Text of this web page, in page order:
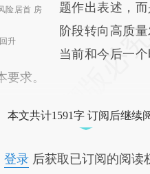
险居首 房
升
题作出表述，
阶段转向高质
当前和今后一
求。
本文共计1591字 订阅后继续
登录后获取已订阅的阅读